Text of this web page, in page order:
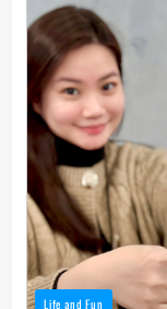
Life and Fun